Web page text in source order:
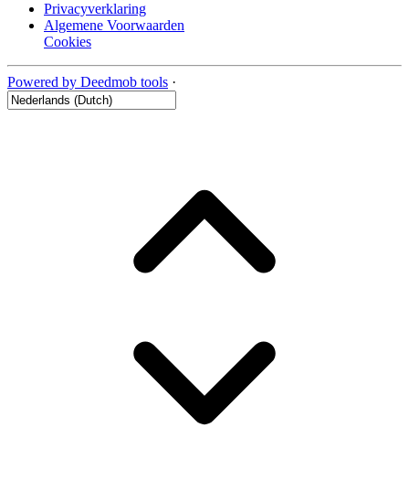
Privacyverklaring
Algemene Voorwaarden
Cookies
Powered by Deedmob tools ·